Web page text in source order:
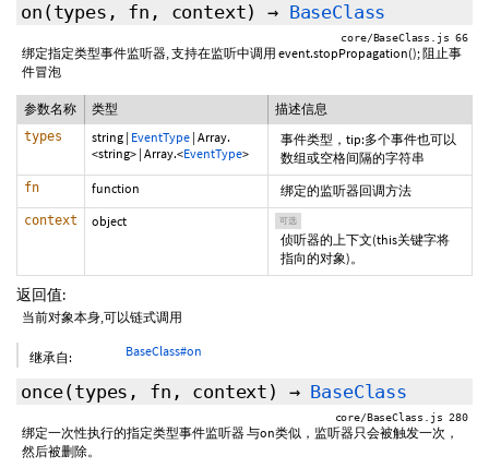
on (types, fn, context) → BaseClass
core/BaseClass.js 66
绑定指定类型事件监听器, 支持在监听中调用 event.stopPropagation(); 阻止事
件冒泡
参数名称 类型 描述信息
types string | EventType | Array.
<string> | Array.<EventType>
事件类型，tip:多个事件也可以
数组或空格间隔的字符串
fn function 绑定的监听器回调方法
context object 可选
侦听器的上下文(this关键字将
指向的对象)。
返回值:
当前对象本身,可以链式调用
继承自: BaseClass#on
once(types, fn, context ) → BaseClass
core/BaseClass.js 280
绑定一次性执行的指定类型事件监听器 与on类似，监听器只会被触发一次，
然后被删除。